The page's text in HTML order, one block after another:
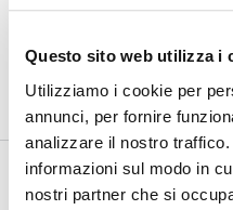
Questo sito web utilizza i
Utilizziamo i cookie per
annunci, per fornire
analizzare il nostro
informazioni sul modo in
nostri partner che si
ASAP Rocky - Milano
Marra/Gue - Santeria
Benvenuto nella pagina